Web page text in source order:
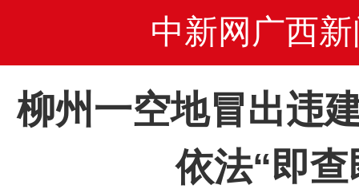
中新网广西新
柳州一空地冒出违
依法“即查